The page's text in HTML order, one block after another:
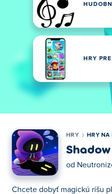
HRY
HRY HRY NA
od
Chcete dobyť magickú ríšu